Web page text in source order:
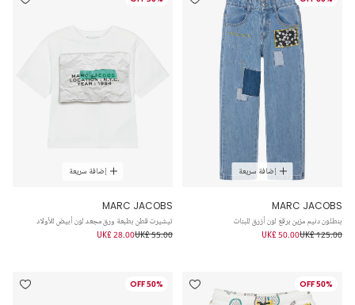
إضافة سريعة
MARC JACOBS
بنطلون دنيم مزين برقع لون أزرق للبنات
UK£ 125.00
UK£ 50.00
إضافة سريعة
MARC JACOBS
تيشيرت قطن بطبعة ورق مجعد لون أبيض للأولاد
UK£ 55.00
UK£ 28.00
50% OFF
50% OFF